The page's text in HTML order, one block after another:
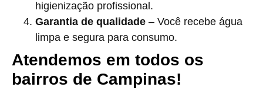
higienização profissional.
Garantia de qualidade – Você recebe água
limpa e segura para consumo.
Atendemos em todos os
bairros de Campinas!